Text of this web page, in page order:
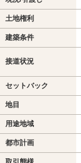
土地権利
建築条件
接道状況
セットバック
地目
用途地域
都市計画